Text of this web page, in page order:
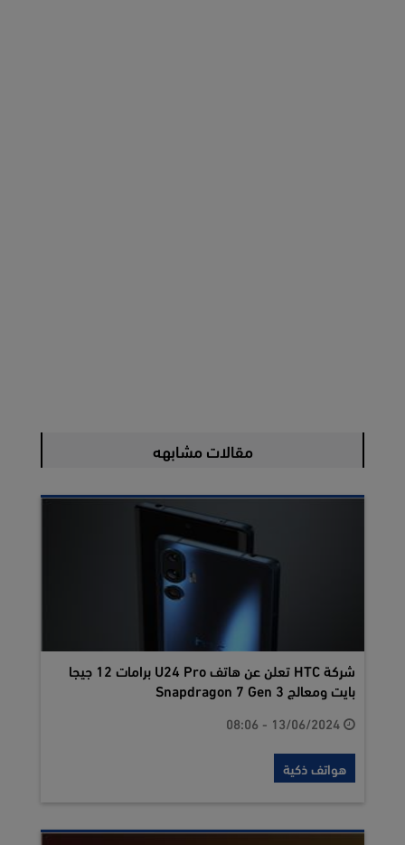
مقالات مشابهه
شركة HTC تعلن عن هاتف U24 Pro برامات 12 جيجا
بايت ومعالج Snapdragon 7 Gen 3
هواتف ذكية